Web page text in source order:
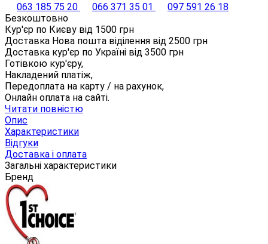
063 185 75 20
066 371 35 01
097 591 26 18
Безкоштовно
Кур'єр по Києву від 1500 грн
Доставка Нова пошта віділення від 2500 грн
Доставка кур'єр по Україні від 3500 грн
Готівкою кур'єру,
Накладений платіж,
Передоплата на карту / на рахунок,
Онлайн оплата на сайті.
Читати повністю
Опис
Характеристики
Відгуки
Доставка і оплата
Загальні характеристики
Бренд